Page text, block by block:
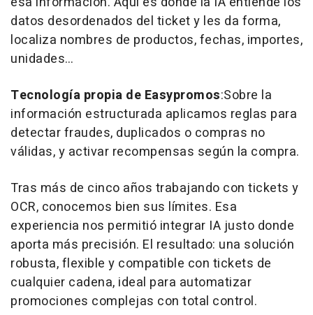
datos desordenados del ticket y les da forma,
localiza nombres de productos, fechas, importes,
unidades…
Tecnología propia de Easypromos:Sobre la
información estructurada aplicamos reglas para
detectar fraudes, duplicados o compras no
válidas, y activar recompensas según la compra.
Tras más de cinco años trabajando con tickets y
OCR, conocemos bien sus límites. Esa
experiencia nos permitió integrar IA justo donde
aporta más precisión. El resultado: una solución
robusta, flexible y compatible con tickets de
cualquier cadena, ideal para automatizar
promociones complejas con total control.